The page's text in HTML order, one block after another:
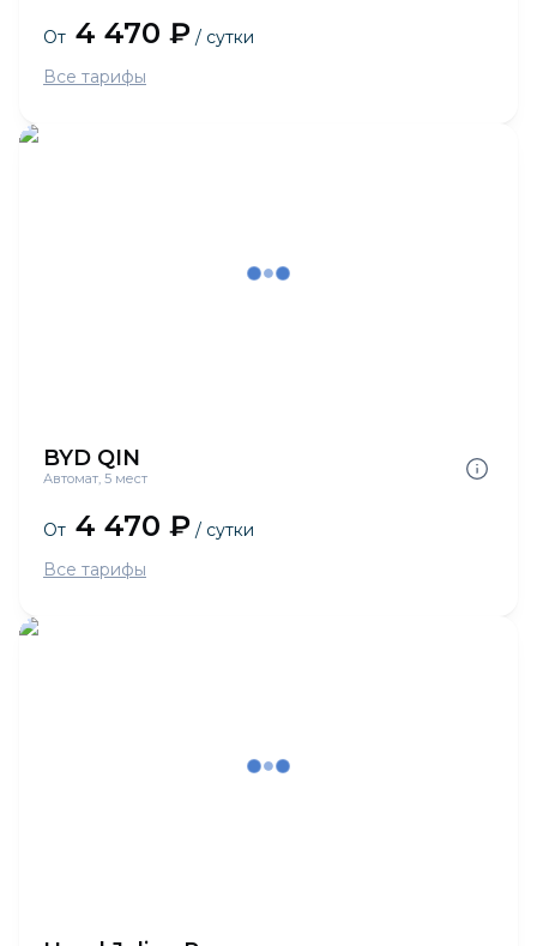
От 4 470 ₽ / сутки
Все тарифы
BYD QIN
Автомат, 5 мест
От 4 470 ₽ / сутки
Все тарифы